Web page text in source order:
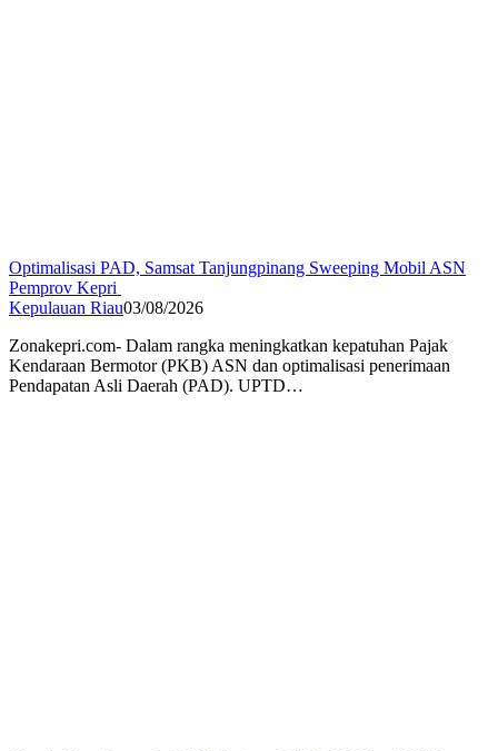
Optimalisasi PAD, Samsat Tanjungpinang Sweeping Mobil ASN
Pemprov Kepri
Kepulauan Riau03/08/2026
Zonakepri.com- Dalam rangka meningkatkan kepatuhan Pajak
Kendaraan Bermotor (PKB) ASN dan optimalisasi penerimaan
Pendapatan Asli Daerah (PAD). UPTD…